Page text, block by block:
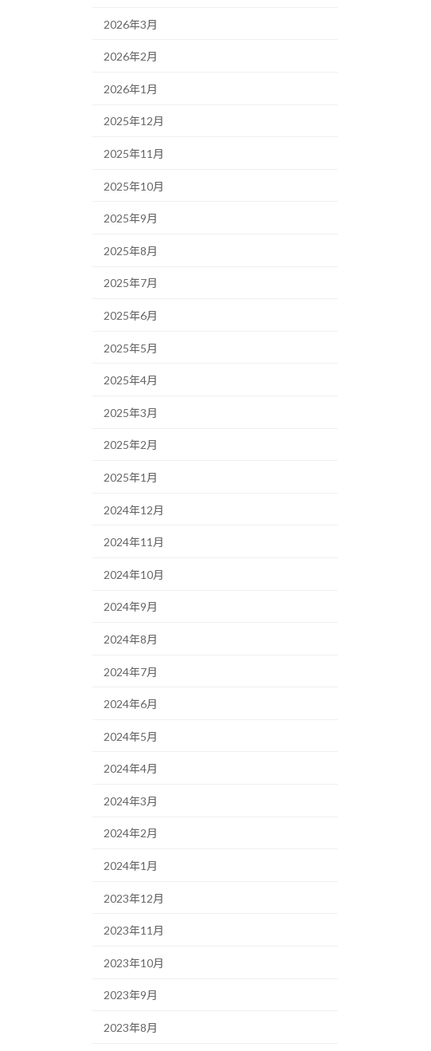
2026年3月
2026年2月
2026年1月
2025年12月
2025年11月
2025年10月
2025年9月
2025年8月
2025年7月
2025年6月
2025年5月
2025年4月
2025年3月
2025年2月
2025年1月
2024年12月
2024年11月
2024年10月
2024年9月
2024年8月
2024年7月
2024年6月
2024年5月
2024年4月
2024年3月
2024年2月
2024年1月
2023年12月
2023年11月
2023年10月
2023年9月
2023年8月